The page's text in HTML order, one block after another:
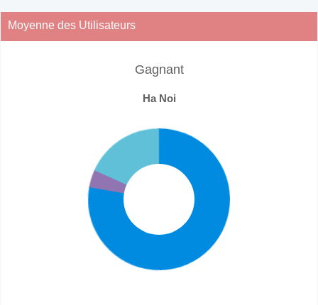
Moyenne des Utilisateurs
Gagnant
Ha Noi